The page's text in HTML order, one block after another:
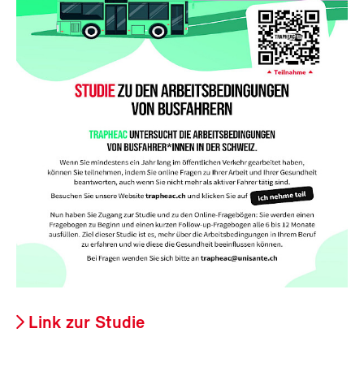
Link zur Studie